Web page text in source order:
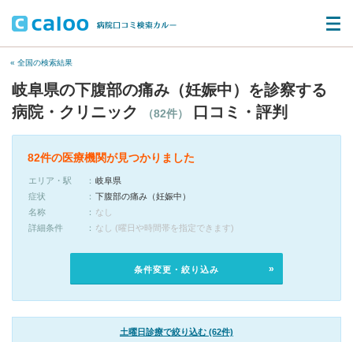
« 全国の検索結果
岐阜県の下腹部の痛み（妊娠中）を診察する
病院・クリニック
（82件） 口コミ・評判
82件の医療機関が見つかりました
エリア・駅
岐阜県
症状
下腹部の痛み（妊娠中）
名称
なし
詳細条件
なし (曜日や時間帯を指定できます)
条件変更・絞り込み
土曜日診療で絞り込む (62件)